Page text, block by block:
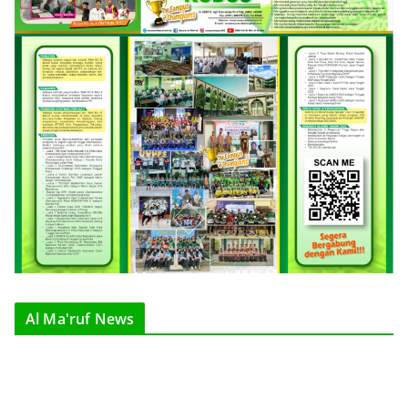
Al Ma'ruf News